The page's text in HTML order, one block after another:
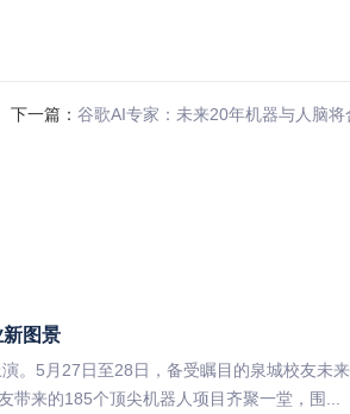
下一篇： 谷歌AI专家：未来20年机器与人脑将
图景
。5月27日至28日，备受瞩目的泉城校友未
来的185个顶尖机器人项目齐聚一堂，围...